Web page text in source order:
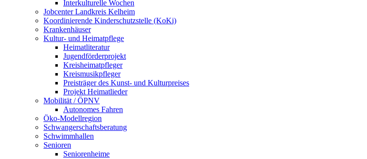
Interkulturelle Wochen
Jobcenter Landkreis Kelheim
Koordinierende Kinderschutzstelle (KoKi)
Krankenhäuser
Kultur- und Heimatpflege
Heimatliteratur
Jugendförderprojekt
Kreisheimatpfleger
Kreismusikpfleger
Preisträger des Kunst- und Kulturpreises
Projekt Heimatlieder
Mobilität / ÖPNV
Autonomes Fahren
Öko-Modellregion
Schwangerschaftsberatung
Schwimmhallen
Senioren
Seniorenheime